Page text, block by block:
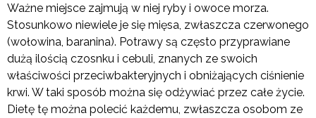
Ważne miejsce zajmują w niej ryby i owoce morza.
Stosunkowo niewiele je się mięsa, zwłaszcza czerwonego
(wołowina, baranina). Potrawy są często przyprawiane
dużą ilością czosnku i cebuli, znanych ze swoich
właściwości przeciwbakteryjnych i obniżających ciśnienie
krwi. W taki sposób można się odżywiać przez całe życie.
Dietę tę można polecić każdemu, zwłaszcza osobom ze